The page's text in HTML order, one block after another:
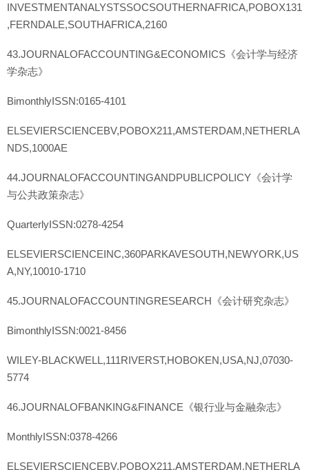
INVESTMENTANALYSTSSOCSOUTHERNAFRICA,POBOX131
,FERNDALE,SOUTHAFRICA,2160
43.JOURNALOFACCOUNTING&ECONOMICS《会计学与经济
学杂志》
BimonthlyISSN:0165-4101
ELSEVIERSCIENCEBV,POBOX211,AMSTERDAM,NETHERLA
NDS,1000AE
44.JOURNALOFACCOUNTINGANDPUBLICPOLICY《会计学
与公共政策杂志》
QuarterlyISSN:0278-4254
ELSEVIERSCIENCEINC,360PARKAVESOUTH,NEWYORK,US
A,NY,10010-1710
45.JOURNALOFACCOUNTINGRESEARCH《会计研究杂志》
BimonthlyISSN:0021-8456
WILEY-BLACKWELL,111RIVERST,HOBOKEN,USA,NJ,07030-
5774
46.JOURNALOFBANKING&FINANCE《银行业与金融杂志》
MonthlyISSN:0378-4266
ELSEVIERSCIENCEBV,POBOX211,AMSTERDAM,NETHERLA